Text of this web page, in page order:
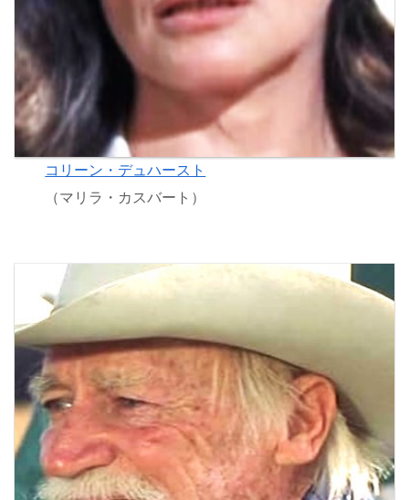
コリーン・デュハースト
（マリラ・カスバート）